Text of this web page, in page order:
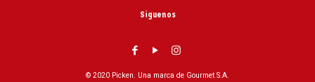
Siguenos
© 2020 Picken. Una marca de Gourmet S.A.